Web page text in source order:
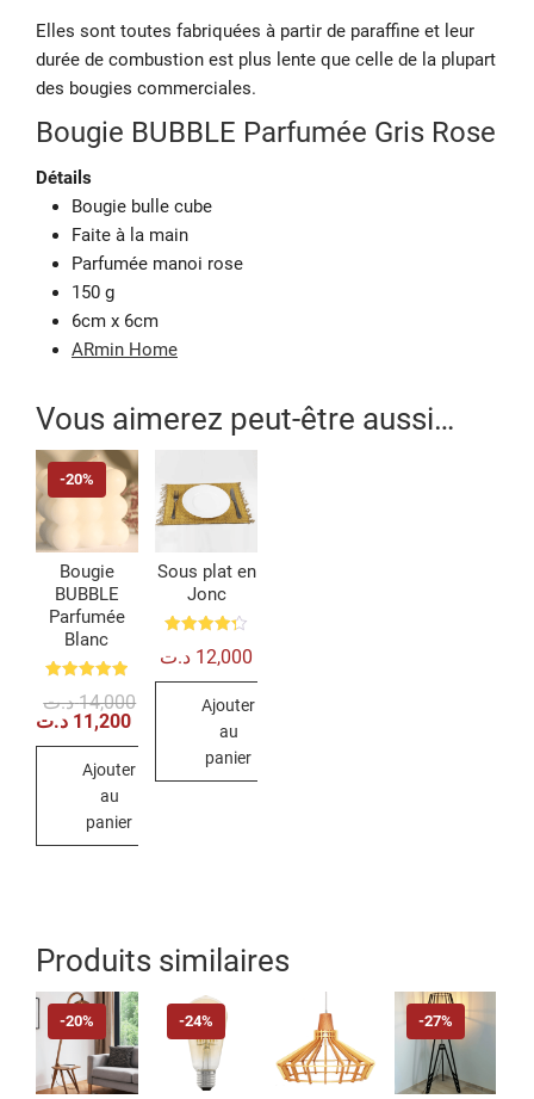
Elles sont toutes fabriquées à partir de paraffine et leur
durée de combustion est plus lente que celle de la plupart
des bougies commerciales.
Bougie BUBBLE Parfumée Gris Rose
Détails
Bougie bulle cube
Faite à la main
Parfumée manoi rose
150 g
6cm x 6cm
ARmin Home
Vous aimerez peut-être aussi…
-20%
Bougie
BUBBLE
Parfumée
Blanc
5.00
sur 5
14,000 د.ت
Le
était :
11,200 د.ت
Le
est :
Ajouter
au
panier
Sous plat en
Jonc
4.33
12,000 د.ت
Ajouter
au
panier
Produits similaires
-20% -24% -27%